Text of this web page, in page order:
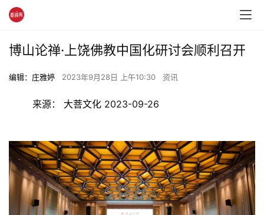
博山论禅·上饶佛教中国化研讨会顺利召开
编辑：庄雅婷 2023年9月28日 上午10:30 资讯
	来源：
大菩文化 2023-09-26